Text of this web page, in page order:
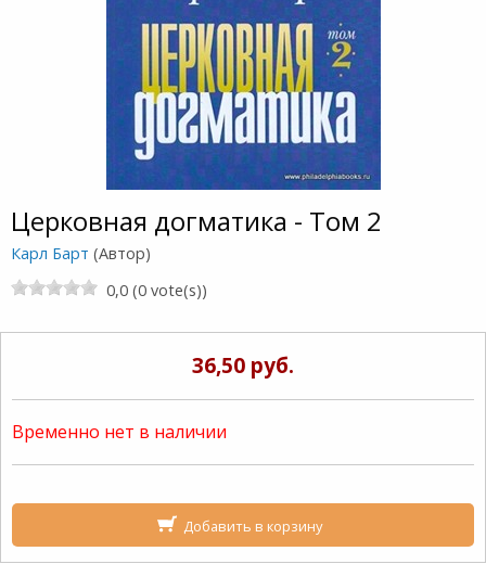
Церковная догматика - Том 2
Карл Барт (Автор)
0,0 (0 vote(s))
36,50 руб.
Временно нет в наличии
Добавить в корзину